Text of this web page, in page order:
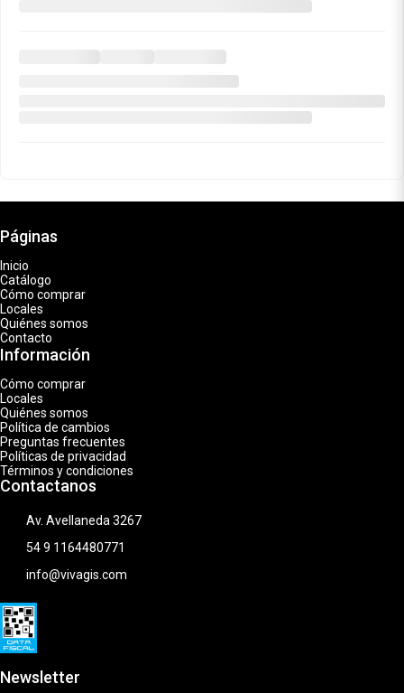
Páginas
Inicio
Catálogo
Cómo comprar
Locales
Quiénes somos
Contacto
Información
Cómo comprar
Locales
Quiénes somos
Política de cambios
Preguntas frecuentes
Políticas de privacidad
Términos y condiciones
Contactanos
Av. Avellaneda 3267
54 9 1164480771
info@vivagis.com
Newsletter